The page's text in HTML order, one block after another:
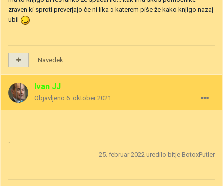
zraven ki sproti preverjajo če ni lika o katerem piše že kako knjigo nazaj
ubil
Navedek
Ivan JJ
Objavljeno 6. oktober 2021
.
25. februar 2022 uredilo bitje BotoxPutler